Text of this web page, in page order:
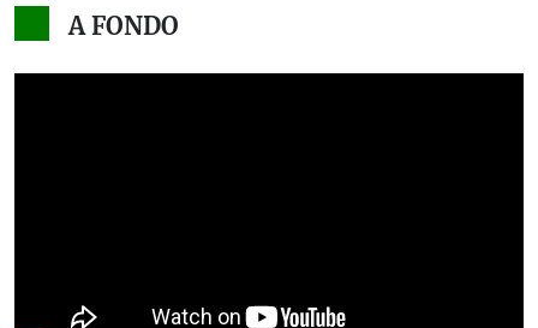
A FONDO